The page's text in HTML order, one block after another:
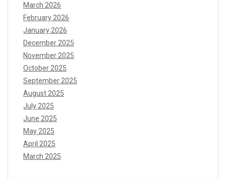
March 2026
February 2026
January 2026
December 2025
November 2025
October 2025
September 2025
August 2025
July 2025
June 2025
May 2025
April 2025
March 2025